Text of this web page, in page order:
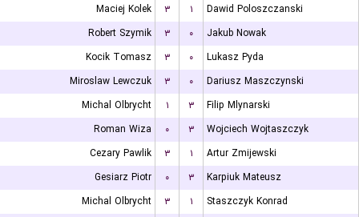
Maciej Kolek
۳ ۱
Dawid Poloszczanski
Robert Szymik
۳ ۰
Jakub Nowak
Kocik Tomasz
۳ ۰
Lukasz Pyda
Miroslaw Lewczuk
۳ ۰
Dariusz Maszczynski
Michal Olbrycht
۱ ۳
Filip Mlynarski
Roman Wiza
۰ ۳
Wojciech Wojtaszczyk
Cezary Pawlik
۳ ۱
Artur Zmijewski
Gesiarz Piotr
۰ ۳
Karpiuk Mateusz
Michal Olbrycht
۳ ۱
Staszczyk Konrad